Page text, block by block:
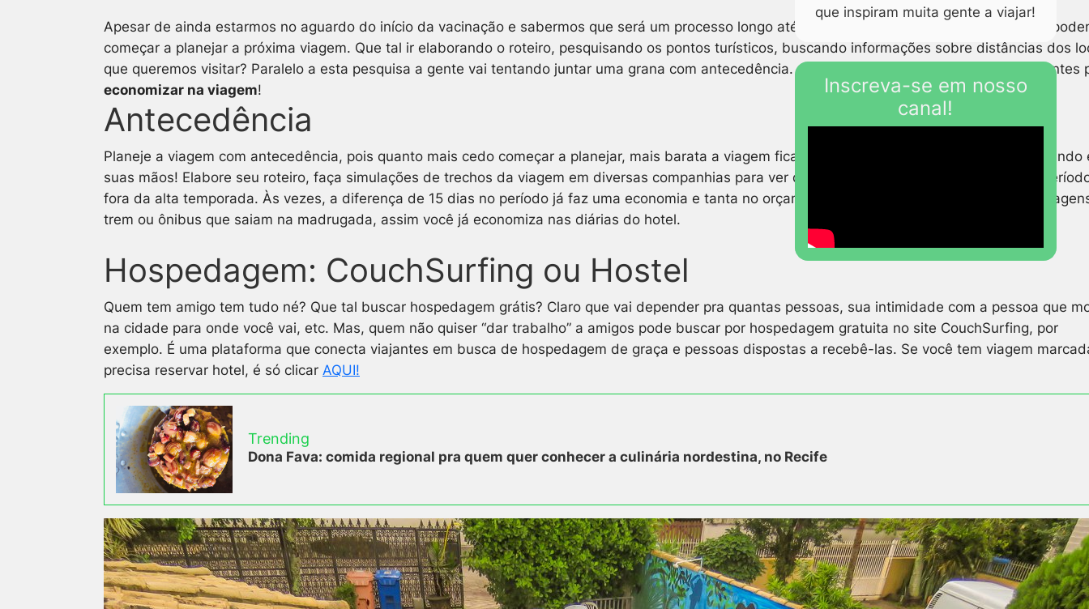
Apesar de ainda estarmos no aguardo do início da vacinação e sabermos que será um processo longo até podermos viajar com total segurança,
começar a planejar a próxima viagem. Que tal ir elaborando o roteiro, pesquisando os pontos turísticos, buscando informações sobre distâncias dos
que queremos visitar? Paralelo a esta pesquisa a gente vai tentando juntar uma grana com antecedência. Abaixo vamos a alguns pontos importantes
economizar na viagem!
Antecedência
Planeje a viagem com antecedência, pois quanto mais cedo começar a planejar, mais barata a viagem ficará. Pesquise na internet, você tem o mundo
suas mãos! Elabore seu roteiro, faça simulações de trechos da viagem em diversas companhias para ver qual delas fica mais em conta. Prefira
fora da alta temporada. Às vezes, a diferença de 15 dias no período já faz uma economia e tanta no orçamento. E procure também comprar
trem ou ônibus que saiam na madrugada, assim você já economiza nas diárias do hotel.
Hospedagem: CouchSurfing ou Hostel
Quem tem amigo tem tudo né? Que tal buscar hospedagem grátis? Claro que vai depender pra quantas pessoas, sua intimidade com a pessoa que
na cidade para onde você vai, etc. Mas, quem não quiser “dar trabalho” a amigos pode buscar por hospedagem gratuita no site CouchSurfing, por
exemplo. É uma plataforma que conecta viajantes em busca de hospedagem de graça e pessoas dispostas a recebê-las. Se você tem viagem
precisa reservar hotel, é só clicar AQUI!
Trending
Dona Fava: comida regional pra quem quer conhecer a culinária nordestina, no Recife
que inspiram muita gente a viajar!
Inscreva-se em nosso
canal!